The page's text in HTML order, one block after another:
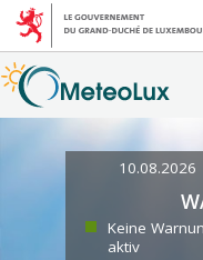
10.08.2026
Keine
aktiv